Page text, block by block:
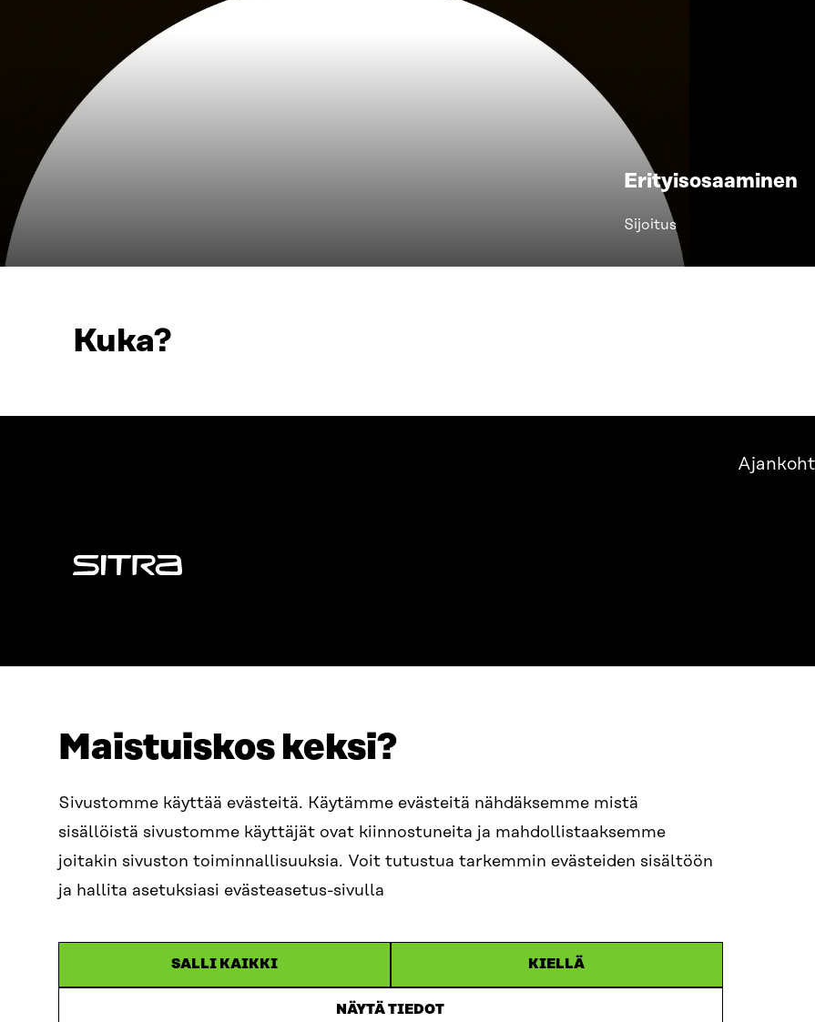
Maistuiskos keksi?
Sivustomme käyttää evästeitä. Käytämme evästeitä nähdäksemme mistä
sisällöistä sivustomme käyttäjät ovat kiinnostuneita ja mahdollistaaksemme
joitakin sivuston toiminnallisuuksia. Voit tutustua tarkemmin evästeiden sisältöön
ja hallita asetuksiasi evästeasetus-sivulla
SALLI KAIKKI KIELLÄ
NÄYTÄ TIEDOT
Erityisosaaminen
Sijoitus
Kuka?
Sitra
Itämerenkatu 11-13, PL 160,
00181 Helsinki
Saapumisohjeet
Y-TUNNUS
+358 294 618 991
SÄHKÖPOSTI
etunimi.sukunimi@sitra.fi